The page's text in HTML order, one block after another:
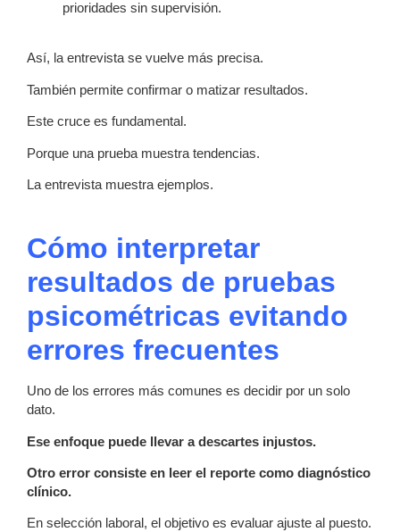
prioridades sin supervisión.
Así, la entrevista se vuelve más precisa.
También permite confirmar o matizar resultados.
Este cruce es fundamental.
Porque una prueba muestra tendencias.
La entrevista muestra ejemplos.
Cómo interpretar
resultados de pruebas
psicométricas evitando
errores frecuentes
Uno de los errores más comunes es decidir por un solo
dato.
Ese enfoque puede llevar a descartes injustos.
Otro error consiste en leer el reporte como diagnóstico
clínico.
En selección laboral, el objetivo es evaluar ajuste al puesto.